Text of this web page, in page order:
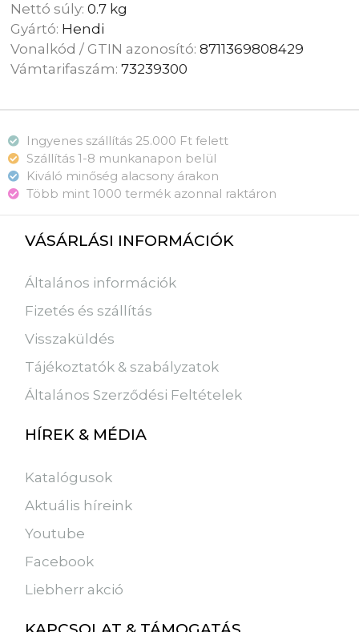
Nettó súly:0.7 kg
Gyártó: Hendi
Vonalkód / GTIN azonosító:8711369808429
Vámtarifaszám:73239300
Ingyenes szállítás 25.000 Ft felett
Szállítás 1-8 munkanapon belül
Kiváló minőség alacsony árakon
Több mint 1000 termék azonnal raktáron
VÁSÁRLÁSI INFORMÁCIÓK
Általános információk
Fizetés és szállítás
Visszaküldés
Tájékoztatók & szabályzatok
Általános Szerződési Feltételek
HÍREK & MÉDIA
Katalógusok
Aktuális híreink
Youtube
Facebook
Liebherr akció